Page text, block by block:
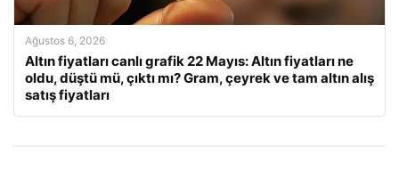
Ağustos 6, 2026
Altın fiyatları canlı grafik 22 Mayıs: Altın fiyatları ne
oldu, düştü mü, çıktı mı? Gram, çeyrek ve tam altın alış
satış fiyatları